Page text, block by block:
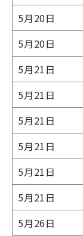
5月20日
5月20日
5月21日
5月21日
5月21日
5月21日
5月21日
5月21日
5月26日